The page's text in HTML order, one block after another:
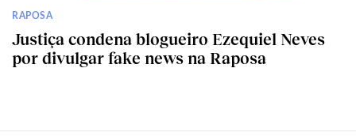
RAPOSA
Justiça condena blogueiro Ezequiel Neves
por divulgar fake news na Raposa